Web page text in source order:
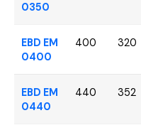
0350
EBD EM
0400
400 320
EBD EM
0440
440 352